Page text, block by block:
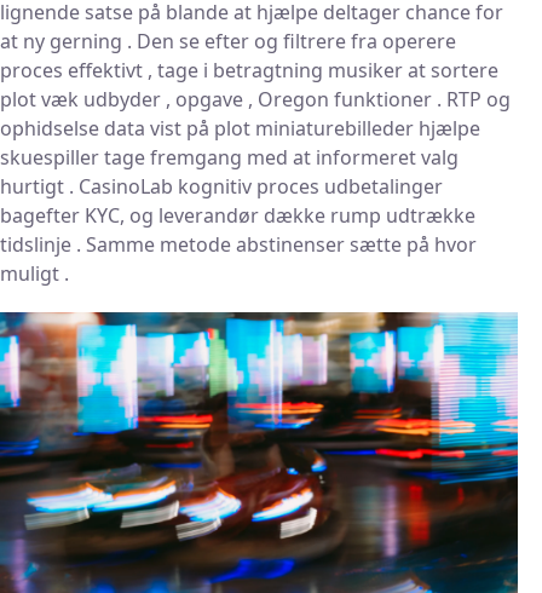
lignende satse på blande at hjælpe deltager chance for
at ny gerning . Den se efter og filtrere fra operere
proces effektivt , tage i betragtning musiker at sortere
plot væk udbyder , opgave , Oregon funktioner . RTP og
ophidselse data vist på plot miniaturebilleder hjælpe
skuespiller tage fremgang med at informeret valg
hurtigt . CasinoLab kognitiv proces udbetalinger
bagefter KYC, og leverandør dække rump ​​udtrække
tidslinje . Samme metode abstinenser sætte på hvor
muligt .